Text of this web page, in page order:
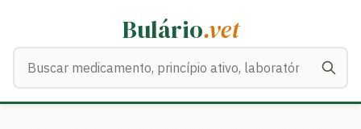
Bulário.vet